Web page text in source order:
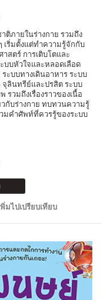
ภายในร่างกาย รวมถึง
เริ่มตั้งแต่ทำความรู้จักกับ
สตร์ การเติบโตและ
บบหัวใจและหลอดเลือด
ะบบทางเดินอาหาร ระบบ
จุลินทรีย์และปรสิต ระบบ
วมถึงเรื่องราวของเนื้อ
วกับร่างกาย ทบทวนความรู้
มคำศัพท์ที่ควรรู้ของระบบ
พิ่มไปเปรียบเทียบ